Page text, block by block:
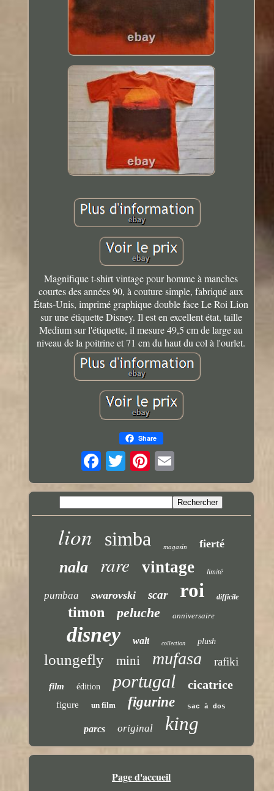
Magnifique t-shirt vintage pour homme à manches
courtes des années 90, à couture simple, fabriqué aux
États-Unis, imprimé graphique double face Le Roi Lion
sur une étiquette Disney. Il est en excellent état, taille
Medium sur l'étiquette, il mesure 49,5 cm de large au
niveau de la poitrine et 71 cm du haut du col à l'ourlet.
Share
lion simba magasin fierté
nala rare vintage limité
pumbaa swarovski scar roi difficile
timon peluche anniversaire
disney walt collection plush
loungefly mini mufasa rafiki
film édition portugal cicatrice
figure un film figurine sac à dos
parcs original king
Page d'accueil